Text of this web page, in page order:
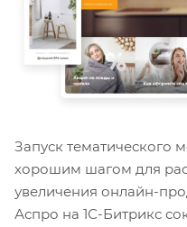
Запуск тематического
хорошим шагом для
увеличения онлайн-
Аспро на 1С-Битрикс